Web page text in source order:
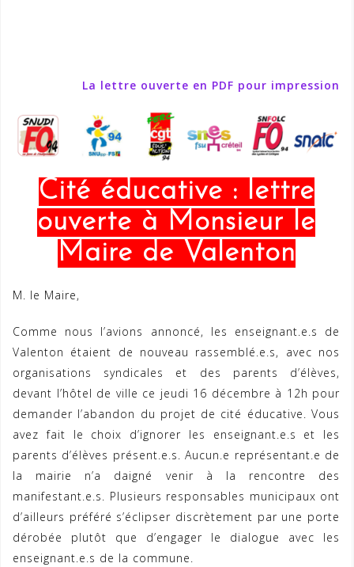
La lettre ouverte en PDF pour impression
Cité éducative : lettre
ouverte à Monsieur le
Maire de Valenton
M. le Maire,
Comme nous l’avions annoncé, les enseignant.e.s de
Valenton étaient de nouveau rassemblé.e.s, avec nos
organisations syndicales et des parents d’élèves,
devant l’hôtel de ville ce jeudi 16 décembre à 12h pour
demander l’abandon du projet de cité éducative. Vous
avez fait le choix d’ignorer les enseignant.e.s et les
parents d’élèves présent.e.s. Aucun.e représentant.e de
la mairie n’a daigné venir à la rencontre des
manifestant.e.s. Plusieurs responsables municipaux ont
d’ailleurs préféré s’éclipser discrètement par une porte
dérobée plutôt que d’engager le dialogue avec les
enseignant.e.s de la commune.